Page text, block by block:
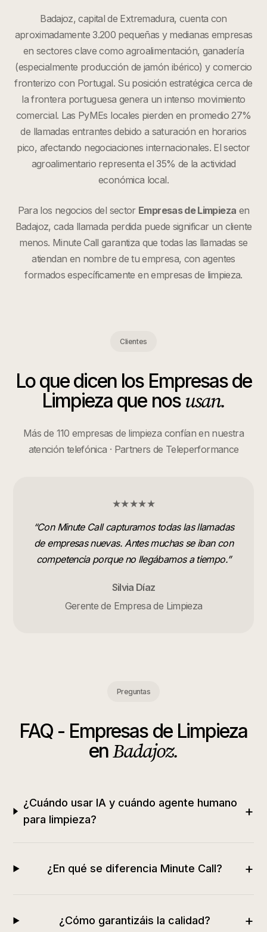
Badajoz, capital de Extremadura, cuenta con
aproximadamente 3.200 pequeñas y medianas empresas
en sectores clave como agroalimentación, ganadería
(especialmente producción de jamón ibérico) y comercio
fronterizo con Portugal. Su posición estratégica cerca de
la frontera portuguesa genera un intenso movimiento
comercial. Las PyMEs locales pierden en promedio 27%
de llamadas entrantes debido a saturación en horarios
pico, afectando negociaciones internacionales. El sector
agroalimentario representa el 35% de la actividad
económica local.
Para los negocios del sector Empresas de Limpieza en
Badajoz, cada llamada perdida puede significar un cliente
menos. Minute Call garantiza que todas las llamadas se
atiendan en nombre de tu empresa, con agentes
formados específicamente enempresas de limpieza.
Clientes
Lo que dicen los Empresas de
Limpieza que nosusan.
Más de 110 empresas de limpieza confían en nuestra
atención telefónica · Partners de Teleperformance
★★★★★
“Con Minute Call capturamos todas las llamadas
de empresas nuevas. Antes muchas se iban con
competencia porque no llegábamos a tiempo.”
Silvia Díaz
Gerente de Empresa de Limpieza
Preguntas
FAQ - Empresas de Limpieza
enBadajoz.
¿Cuándo usar IA y cuándo agente humano
para limpieza?
+
¿En qué se diferencia Minute Call? +
¿Cómo garantizáis la calidad? +